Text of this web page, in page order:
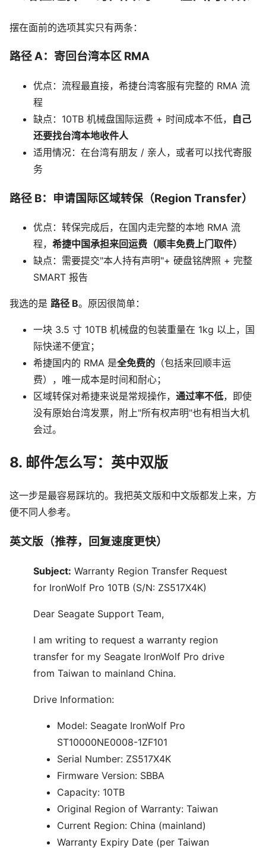
摆在面前的选项其实只有两条：
路径 A：寄回台湾本区 RMA
优点：流程最直接，希捷台湾客服有完整的 RMA 流
程
缺点：10TB 机械盘国际运费 + 时间成本不低， 自己
还要找台湾本地收件人
适用情况：在台湾有朋友 / 亲人，或者可以找代寄服
务
路径 B：申请国际区域转保（Region Transfer）
优点：转保完成后，在国内走完整的本地 RMA 流
程， 希捷中国承担来回运费（顺丰免费上门取件）
缺点：需要提交"本人持有声明"+ 硬盘铭牌照 + 完整
SMART 报告
我选的是 路径 B。原因很简单：
一块 3.5 寸 10TB 机械盘的包装重量在 1kg 以上，国
际快递不便宜；
希捷国内的 RMA 是全免费的 （包括来回顺丰运
费），唯一成本是时间和耐心；
区域转保对希捷来说是常规操作， 通过率不低，即使
没有原始台湾发票，附上"所有权声明"也有相当大机
会过。
8. 邮件怎么写：英中双版
这一步是最容易踩坑的。我把英文版和中文版都发上来，方
便不同人参考。
英文版（推荐，回复速度更快）
Subject: Warranty Region Transfer Request
for IronWolf Pro 10TB (S/N: ZS517X4K)
Dear Seagate Support Team,
I am writing to request a warranty region
transfer for my Seagate IronWolf Pro drive
from Taiwan to mainland China.
Drive Information:
Model: Seagate IronWolf Pro
ST10000NE0008-1ZF101
Serial Number: ZS517X4K
Firmware Version: SBBA
Capacity: 10TB
Original Region of Warranty: Taiwan
Current Region: China (mainland)
Warranty Expiry Date (per Taiwan